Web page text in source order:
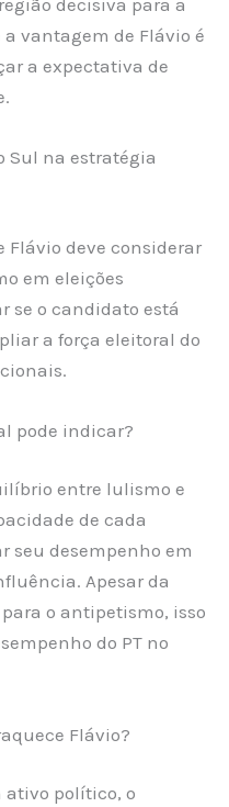
decisiva para a
vantagem de Flávio é
a expectativa de
Sul na estratégia
Flávio deve considerar
em eleições
se o candidato está
a força eleitoral do
pode indicar?
entre lulismo e
de cada
seu desempenho em
Apesar da
o antipetismo, isso
do PT no
Flávio?
ativo político, o